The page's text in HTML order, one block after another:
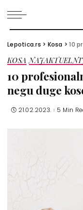
Lepotica.rs > Kosa >10
KOSA
10
negu duge
21.02.2023. 5 Min